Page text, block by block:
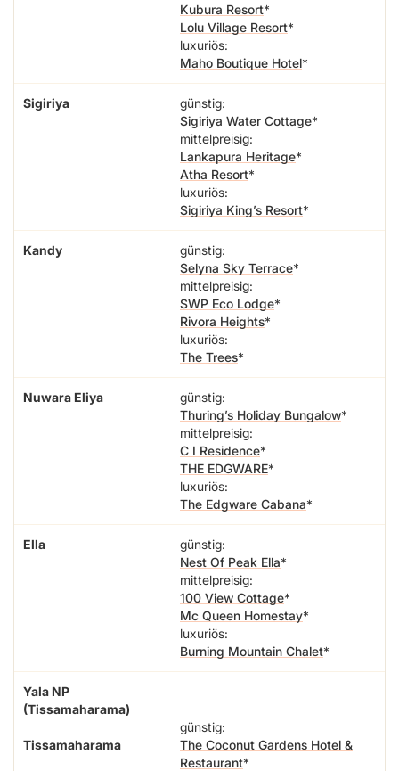
Kubura Resort
Lolu Village Resort
luxuriös:
Maho Boutique Hotel
Sigiriya
günstig:
Sigiriya Water Cottage
mittelpreisig:
Lankapura Heritage
Atha Resort
luxuriös:
Sigiriya King’s Resort
Kandy
günstig:
Selyna Sky Terrace
mittelpreisig:
SWP Eco Lodge
Rivora Heights
luxuriös:
The Trees
Nuwara Eliya
günstig:
Thuring’s Holiday Bungalow
mittelpreisig:
C I Residence
THE EDGWARE
luxuriös:
The Edgware Cabana
Ella
günstig:
Nest Of Peak Ella
mittelpreisig:
100 View Cottage
Mc Queen Homestay
luxuriös:
Burning Mountain Chalet
Yala NP
(Tissamaharama)
Tissamaharama
günstig:
The Coconut Gardens Hotel &
Restaurant